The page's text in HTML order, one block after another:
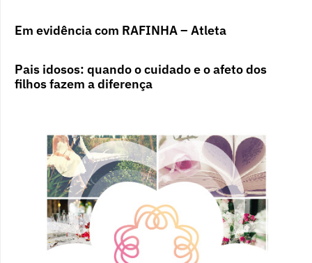
Em evidência com RAFINHA – Atleta
Pais idosos: quando o cuidado e o afeto dos
filhos fazem a diferença